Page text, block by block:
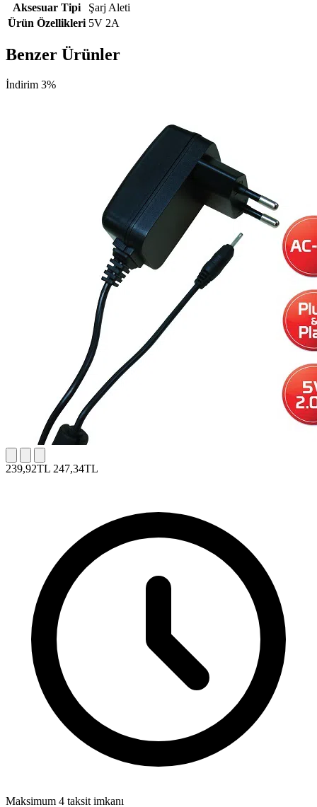
Aksesuar Tipi
Şarj Aleti
Ürün Özellikleri 5V 2A
Benzer Ürünler
İndirim 3%
239,92TL 247,34TL
Maksimum 4 taksit imkanı